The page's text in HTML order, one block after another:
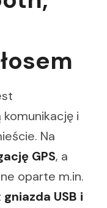
i
Na
GPS, a
oparte m.in.
gniazda USB i